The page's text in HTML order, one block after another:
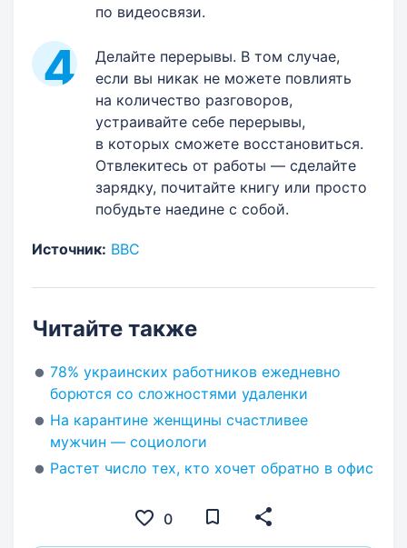
по видеосвязи.
Делайте перерывы. В том случае,
если вы никак не можете повлиять
на количество разговоров,
устраивайте себе перерывы,
в которых сможете восстановиться.
Отвлекитесь от работы — сделайте
зарядку, почитайте книгу или просто
побудьте наедине с собой.
Источник: ВВС
Читайте также
78% украинских работников ежедневно
борются со сложностями удаленки
На карантине женщины счастливее
мужчин — социологи
Растет число тех, кто хочет обратно в офис
0